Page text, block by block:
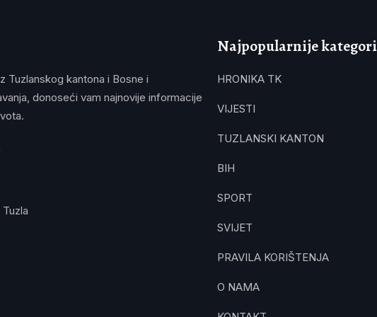
Tuzlanskog kantona i Bosne i
donoseći vam najnovije informacije
Najpopularnije
HRONIKA TK
VIJESTI
TUZLANSKI KANTON
BIH
SPORT
SVIJET
PRAVILA KORIŠTENJA
O NAMA